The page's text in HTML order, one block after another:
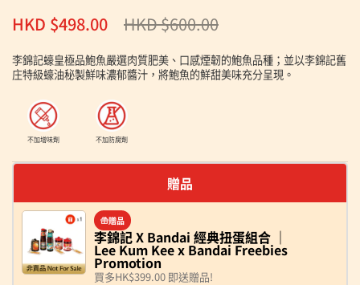
正常價格
HKD $498.00 售價
HKD $600.00
李錦記蠔皇極品鮑魚嚴選肉質肥美、口感煙韌的鮑魚品種；並以李錦記舊
庄特級蠔油秘製鮮味濃郁醬汁，將鮑魚的鮮甜美味充分呈現。
不加增味劑 不加防腐劑
贈品
贈品
李錦記 X Bandai 經典扭蛋組合 ｜
Lee Kum Kee x Bandai Freebies
Promotion
買多HK$399.00 即送贈品!